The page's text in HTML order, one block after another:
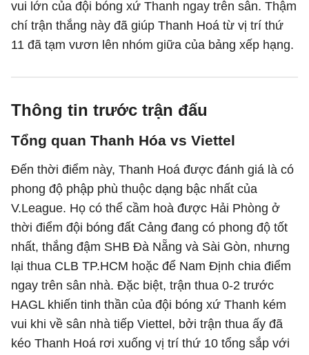
vui lớn của đội bóng xứ Thanh ngay trên sân. Thậm
chí trận thắng này đã giúp Thanh Hoá từ vị trí thứ
11 đã tạm vươn lên nhóm giữa của bảng xếp hạng.
Thông tin trước trận đấu
Tổng quan Thanh Hóa vs Viettel
Đến thời điểm này, Thanh Hoá được đánh giá là có
phong độ phập phù thuộc dạng bậc nhất của
V.League. Họ có thể cầm hoà được Hải Phòng ở
thời điểm đội bóng đất Cảng đang có phong độ tốt
nhất, thắng đậm SHB Đà Nẵng và Sài Gòn, nhưng
lại thua CLB TP.HCM hoặc để Nam Định chia điểm
ngay trên sân nhà. Đặc biệt, trận thua 0-2 trước
HAGL khiến tinh thần của đội bóng xứ Thanh kém
vui khi về sân nhà tiếp Viettel, bởi trận thua ấy đã
kéo Thanh Hoá rơi xuống vị trí thứ 10 tổng sắp với